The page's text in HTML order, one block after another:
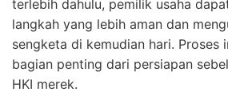
terlebih dahulu, pemilik usaha
langkah yang lebih aman dan
sengketa di kemudian hari. Proses
bagian penting dari persiapan
HKI merek.